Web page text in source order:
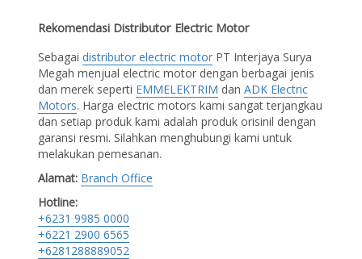
Rekomendasi Distributor Electric Motor
Sebagaidistributor electric motor PT Interjaya Surya
Megah menjual electric motor dengan berbagai jenis
dan merek seperti EMMELEKTRIM danADK Electric
Motors. Harga electric motors kami sangat terjangkau
dan setiap produk kami adalah produk orisinil dengan
garansi resmi. Silahkan menghubungi kami untuk
melakukan pemesanan.
Alamat: Branch Office
Hotline:
+6231 9985 0000
+6221 2900 6565
+6281288889052